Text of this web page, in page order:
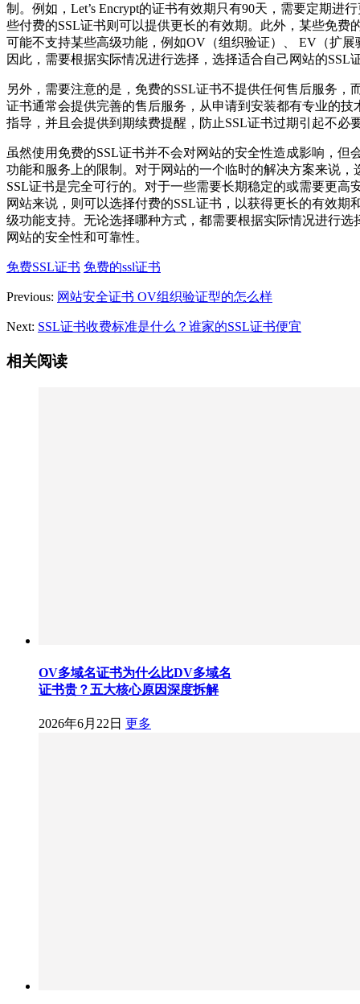
制。例如，Let’s Encrypt的证书有效期只有90天，需要定期进
些付费的SSL证书则可以提供更长的有效期。此外，某些免费
可能不支持某些高级功能，例如OV（组织验证）、 EV（扩展
因此，需要根据实际情况进行选择，选择适合自己网站的SSL
另外，需要注意的是，免费的SSL证书不提供任何售后服务，
证书通常会提供完善的售后服务，从申请到安装都有专业的技
指导，并且会提供到期续费提醒，防止SSL证书过期引起不必
虽然使用免费的SSL证书并不会对网站的安全性造成影响，但
功能和服务上的限制。对于网站的一个临时的解决方案来说，
SSL证书是完全可行的。对于一些需要长期稳定的或需要更高
网站来说，则可以选择付费的SSL证书，以获得更长的有效期
级功能支持。无论选择哪种方式，都需要根据实际情况进行选
网站的安全性和可靠性。
免费SSL证书 免费的ssl证书
Previous: 网站安全证书 OV组织验证型的怎么样
Next: SSL证书收费标准是什么？谁家的SSL证书便宜
相关阅读
OV多域名证书为什么比DV多域名
证书贵？五大核心原因深度拆解
2026年6月22日 更多